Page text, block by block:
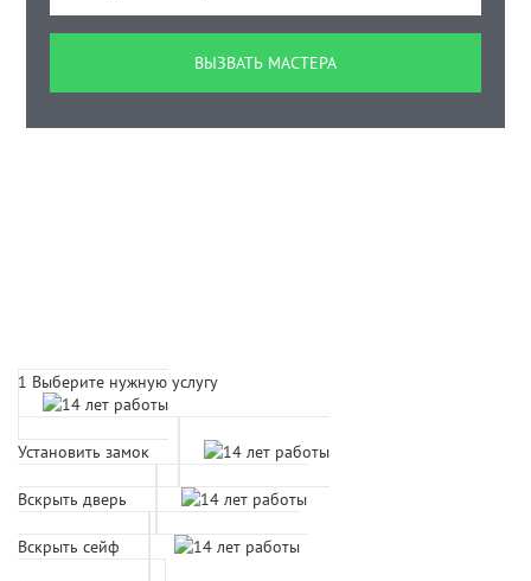
1 Выберите нужную услугу
Установить замок
Вскрыть дверь
Вскрыть сейф